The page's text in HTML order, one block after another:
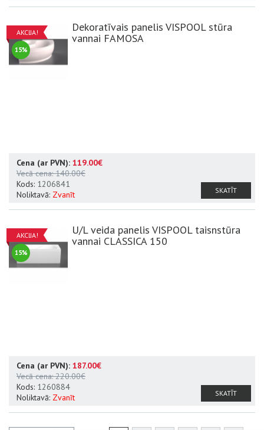
AKCIJA!
15%
Dekoratīvais panelis VISPOOL stūra
vannai FAMOSA
Cena (ar PVN): 119.00€
Vecā cena:140.00€
Kods: 1206841
Noliktavā: Zvanīt SKATĪT
AKCIJA!
15%
U/L veida panelis VISPOOL taisnstūra
vannai CLASSICA 150
Cena (ar PVN): 187.00€
Vecā cena:220.00€
Kods: 1260884
Noliktavā: Zvanīt SKATĪT